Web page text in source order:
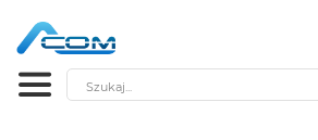
Szukaj